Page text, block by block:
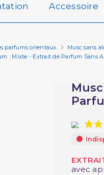
Accessoire
parfums orientaux.
Musc sans
: Mixte - Extrait de Parfum Sans
avec